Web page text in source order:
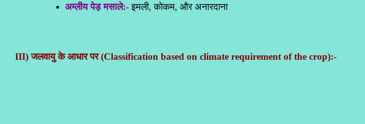
अम्लीय पेड़ मसाले:-इमली, कोकम, और अनारदाना
III) जलवायु के आधार पर (Classification based on climate requirement of the crop):-